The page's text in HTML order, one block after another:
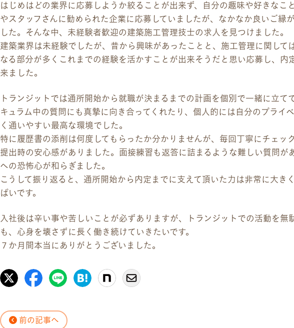
はじめはどの業界に応募しようか絞ることが出来ず、自分の趣味や好きなこ
やスタッフさんに勧められた企業に応募していましたが、なかなか良いご縁
した。そんな中、未経験者歓迎の建築施工管理技士の求人を見つけました。
建築業界は未経験でしたが、昔から興味があったことと、施工管理に関して
なる部分が多くこれまでの経験を活かすことが出来そうだと思い応募し、内
来ました。
トランジットでは通所開始から就職が決まるまでの計画を個別で一緒に立て
キュラム中の質問にも真摯に向き合ってくれたり、個人的には自分のプライ
く通いやすい最高な環境でした。
特に履歴書の添削は何度してもらったか分かりませんが、毎回丁寧にチェッ
提出時の安心感がありました。面接練習も返答に詰まるような難しい質問が
への恐怖心が和らぎました。
こうして振り返ると、通所開始から内定までに支えて頂いた力は非常に大き
ぱいです。
入社後は辛い事や苦しいことが必ずありますが、トランジットでの活動を無
も、心身を壊さずに長く働き続けていきたいです。
７か月間本当にありがとうございました。
前の記事へ